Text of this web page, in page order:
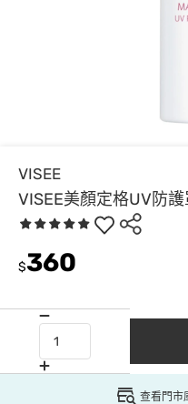
VISEE
VISEE美顏定格UV防
$360
查看門市